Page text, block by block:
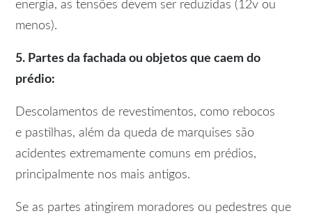
energia, as tensões devem ser reduzidas (12v ou
menos).
5. Partes da fachada ou objetos que caem do
prédio:
Descolamentos de revestimentos, como rebocos
e pastilhas, além da queda de marquises são
acidentes extremamente comuns em prédios,
principalmente nos mais antigos.
Se as partes atingirem moradores ou pedestres que